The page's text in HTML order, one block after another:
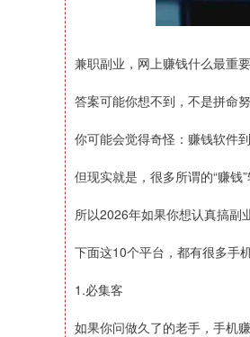
兼职副业，网上赚钱什么最重
答案可能你想不到，不是拼命
你可能会觉得奇怪：赚钱软件
但现实就是，很多所谓的“赚钱
所以2026年如果你想认真搞副
下面这10个平台，都有很多手
1.必集客
如果你问做久了的老手，手机